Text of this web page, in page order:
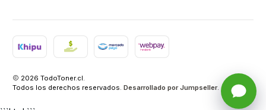
2026 TodoToner.cl.
Todos los derechos reservados. Desarrollado por Jumpseller.